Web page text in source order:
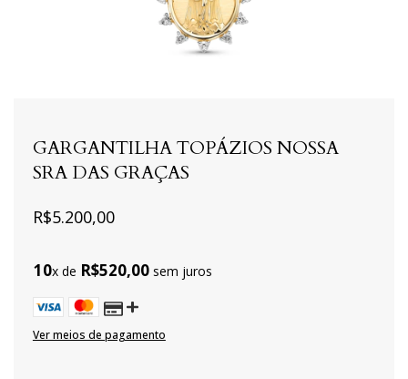
GARGANTILHA TOPÁZIOS NOSSA
SRA DAS GRAÇAS
R$5.200,00
10x de R$520,00sem juros
Ver meios de pagamento